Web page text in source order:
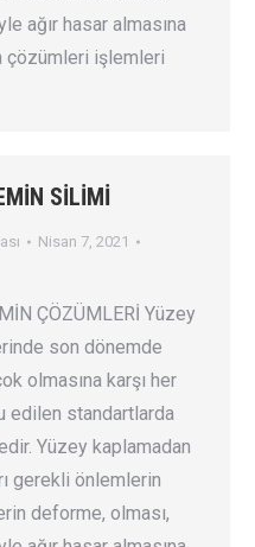
ağır hasar almasına
çözümleri işlemleri
SİLİMİ
Nisan 7, 2021
ÇÖZÜMLERİ Yüzey
son dönemde
olmasına karşı her
edilen standartlarda
Yüzey kaplamadan
gerekli önlemlerin
deforme, olması,